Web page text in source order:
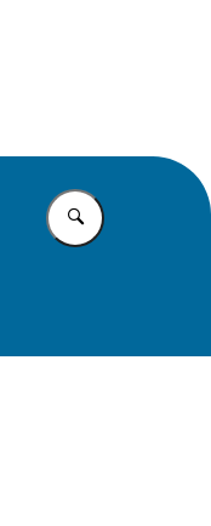
Vul in wat u